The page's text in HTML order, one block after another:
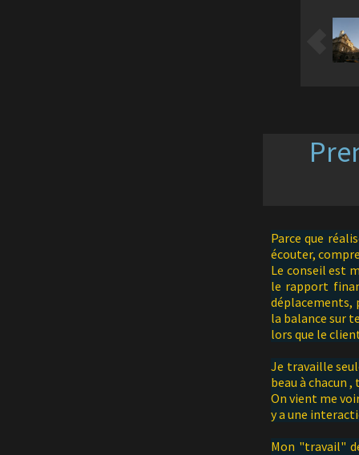
Parce que
écouter,
Le conseil est
le rapport
déplacements,
la balance sur
lors que le
Je travaille
beau à chacun
On vient me
y a une
Mon "travail"